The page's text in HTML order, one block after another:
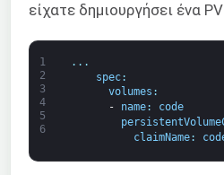
είχατε δημιουργήσει ένα
1
2
3
4
5
6
. . .
spec:
volumes :
-
name:
code
claimName: